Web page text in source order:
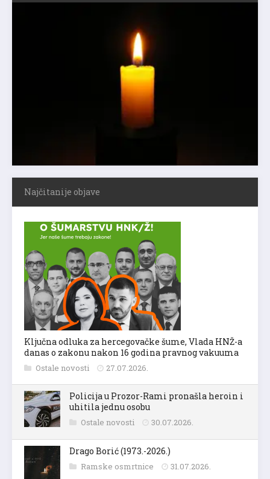
Najčitanije objave
Ključna odluka za hercegovačke šume, Vlada HNŽ-a
danas o zakonu nakon 16 godina pravnog vakuuma
Ostale novosti 27.07.2026.
Policija u Prozor-Rami pronašla heroin i
uhitila jednu osobu
Ostale novosti 30.07.2026.
Drago Borić (1973.-2026.)
Ramske osmrtnice 31.07.2026.